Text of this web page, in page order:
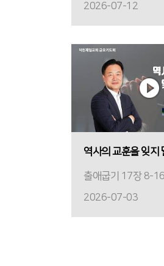
2026-07-12
역사의 교훈을 잊지
출애굽기 17장 8-
2026-07-03